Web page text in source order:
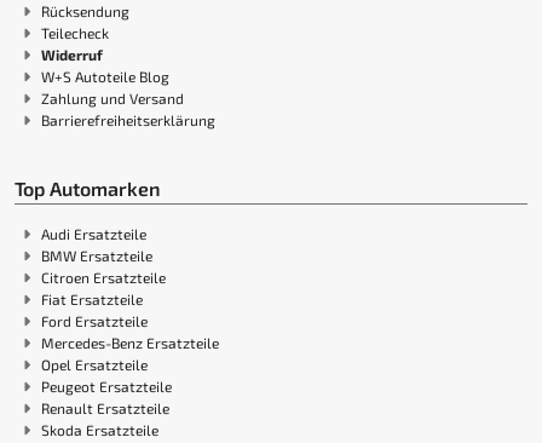
Rücksendung
Teilecheck
Widerruf
W+S Autoteile Blog
Zahlung und Versand
Barrierefreiheitserklärung
Top Automarken
Audi Ersatzteile
BMW Ersatzteile
Citroen Ersatzteile
Fiat Ersatzteile
Ford Ersatzteile
Mercedes-Benz Ersatzteile
Opel Ersatzteile
Peugeot Ersatzteile
Renault Ersatzteile
Skoda Ersatzteile